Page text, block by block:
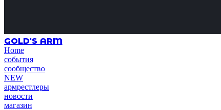
GOLD'S ARM
Home
события
сообщество
NEW
армрестлеры
новости
магазин